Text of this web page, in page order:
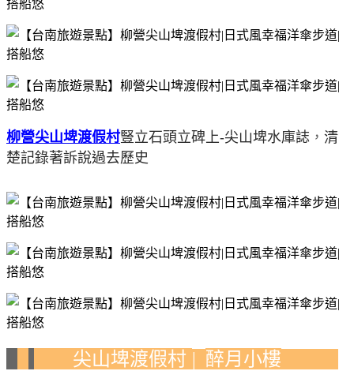
柳營尖山埤渡假村豎立石頭立碑上-尖山埤水庫誌 ， 清
楚記錄著訴說過去歷史
尖山埤渡假村 | 醉月小樓